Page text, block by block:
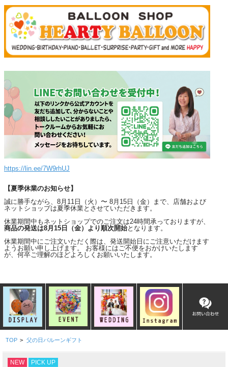
https://lin.ee/7W9rhUJ
【夏季休業のお知らせ】
誠に勝手ながら、8月11日（火）〜 8月15日（金）まで、店舗および
ネットショップは夏季休業とさせていただきます。
休業期間中もネットショップでのご注文は24時間承っておりますが、
商品の発送は8月15日（金）より順次開始となります。
休業期間中にご注文いただく際は、発送開始日にご注意いただけます
ようお願い申し上げます。 お客様にはご不便をおかけいたします
が、何卒ご理解のほどよろしくお願いいたします。
TOP > 父の日バルーンギフト
NEW PICK UP